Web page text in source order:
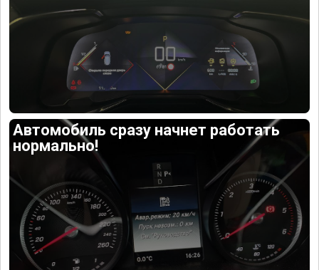
Автомобиль сразу начнет работать
нормально!